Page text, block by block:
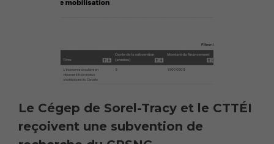
Le Cégep de Sorel-Tracy et le CTTÉI
reçoivent une subvention de